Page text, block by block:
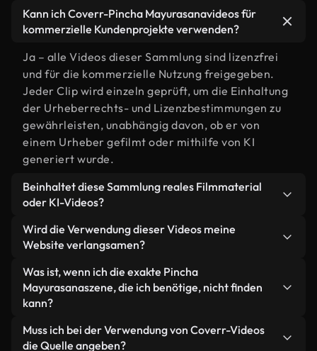
Kann ich Coverr-Pincha Mayurasanavideos für
kommerzielle Kundenprojekte verwenden?
Ja – alle Videos dieser Sammlung sind lizenzfrei
und für die kommerzielle Nutzung freigegeben.
Jeder Clip wird einzeln geprüft, um die Einhaltung
der Urheberrechts- und Lizenzbestimmungen zu
gewährleisten, unabhängig davon, ob er von
einem Urheber gefilmt oder mithilfe von KI
generiert wurde.
Beinhaltet diese Sammlung reales Filmmaterial
oder KI-Videos?
Beides. Es handelt sich um eine Hybridbibliothek
aus realen, von Menschen aufgenommenen
und KI-generierten Videos. Jedes Video ist
eindeutig beschriftet, sodass Sie immer wissen,
was Sie verwenden.
Wird die Verwendung dieser Videos meine
Website verlangsamen?
Nicht, wenn Sie unsere optimierten Versionen
wählen. Wir bieten schlanke, webfähige Formate,
die für die Hintergrundverarbeitung entwickelt
gleichzeitig die Ladezeiten minimiert und
Was ist, wenn ich die exakte Pincha
Mayurasanaszene, die ich benötige, nicht finden
kann?
Mit Coverr AI Studio erstellen Sie im
Handumdrehen ein solches Video. Beschreiben Sie
Muss ich bei der Verwendung von Coverr-Videos
die Quelle angeben?